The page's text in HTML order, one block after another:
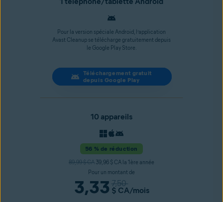
Pour la version spéciale Android, l’application
Avast Cleanup se télécharge gratuitement depuis
le Google Play Store.
Téléchargement gratuit
depuis Google Play
10 appareils
56 % de réduction
89,99 $ CA 39,96 $ CA la 1ère année
Pour un montant de
3,33 7,50
$ CA/mois